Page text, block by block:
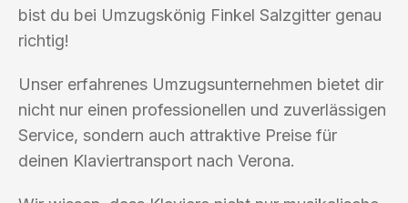
bist du bei Umzugskönig Finkel Salzgitter genau
richtig!
Unser erfahrenes Umzugsunternehmen bietet dir
nicht nur einen professionellen und zuverlässigen
Service, sondern auch attraktive Preise für
deinen Klaviertransport nach Verona.